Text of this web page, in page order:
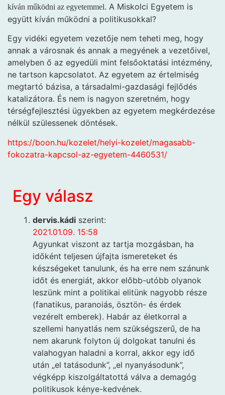
kíván működni az egyetemmel. A Miskolci Egyetem is
együtt kíván működni a politikusokkal?
Egy vidéki egyetem vezetője nem teheti meg, hogy
annak a városnak és annak a megyének a vezetőivel,
amelyben ő az egyedüli mint felsőoktatási intézmény,
ne tartson kapcsolatot. Az egyetem az értelmiség
megtartó bázisa, a társadalmi-gazdasági fejlődés
katalizátora. És nem is nagyon szeretném, hogy
térségfejlesztési ügyekben az egyetem megkérdezése
nélkül szülessenek döntések.
https://boon.hu/kozelet/helyi-kozelet/magasabb-
fokozatra-kapcsol-az-egyetem-4460531/
Egy válasz
dervis.kádi szerint:
2021.01.09. 15:58
Agyunkat viszont az tartja mozgásban, ha
időként teljesen újfajta ismereteket és
készségeket tanulunk, és ha erre nem szánunk
időt és energiát, akkor előbb-utóbb olyanok
leszünk mint a politikai elitünk nagyobb része
(fanatikus, paranoiás, ösztön- és érdek
vezérelt emberek). Habár az életkorral a
szellemi hanyatlás nem szükségszerű, de ha
nem akarunk folyton új dolgokat tanulni és
valahogyan haladni a korral, akkor egy idő
után „el tatásodunk”, „el nyanyásodunk”,
végképp kiszolgáltatottá válva a demagóg
politikusok kénye-kedvének.